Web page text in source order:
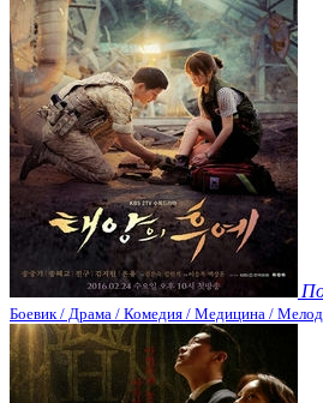
Боевик / Драма / Комедия / Медицина /